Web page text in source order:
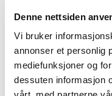
Denne nettsiden
Vi bruker
annonser et personlig
mediefunksjoner og
dessuten informasjon